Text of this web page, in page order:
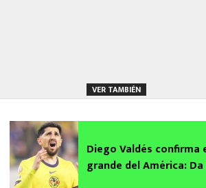
VER TAMBIÉN
Diego Valdés confirma
grande del América: